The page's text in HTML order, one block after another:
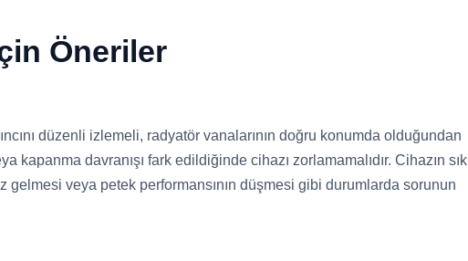
Öneriler
düzenli izlemeli, radyatör vanalarının doğru konumda olduğundan
kapanma davranışı fark edildiğinde cihazı zorlamamalıdır. Cihazın sık
gelmesi veya petek performansının düşmesi gibi durumlarda sorunun